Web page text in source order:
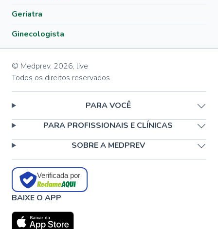
Geriatra
Ginecologista
© Medprev, 2026, live
Todos os direitos reservados
PARA VOCÊ
PARA PROFISSIONAIS E CLÍNICAS
SOBRE A MEDPREV
Verificada por
BAIXE O APP